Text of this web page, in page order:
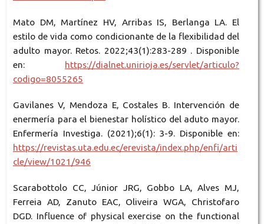
Mato DM, Martínez HV, Arribas IS, Berlanga LA. El
estilo de vida como condicionante de la flexibilidad del
adulto mayor. Retos. 2022;43(1):283-289 . Disponible
en: https://dialnet.unirioja.es/servlet/articulo?
codigo=8055265
Gavilanes V, Mendoza E, Costales B. Intervención de
enermería para el bienestar holístico del aduto mayor.
Enfermería Investiga. (2021);6(1): 3-9. Disponible en:
https://revistas.uta.edu.ec/erevista/index.php/enfi/arti
cle/view/1021/946
Scarabottolo CC, Júnior JRG, Gobbo LA, Alves MJ,
Ferreia AD, Zanuto EAC, Oliveira WGA, Christofaro
DGD. Influence of physical exercise on the functional